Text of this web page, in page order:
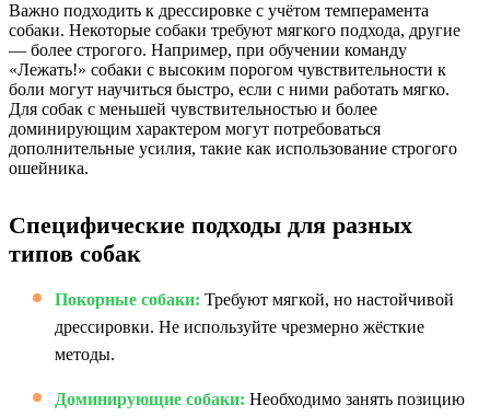
Важно подходить к дрессировке с учётом темперамента
собаки. Некоторые собаки требуют мягкого подхода, другие
— более строгого. Например, при обучении команду
«Лежать!» собаки с высоким порогом чувствительности к
боли могут научиться быстро, если с ними работать мягко.
Для собак с меньшей чувствительностью и более
доминирующим характером могут потребоваться
дополнительные усилия, такие как использование строгого
ошейника.
Специфические подходы для разных
типов собак
Покорные собаки: Требуют мягкой, но настойчивой
дрессировки. Не используйте чрезмерно жёсткие
методы.
Доминирующие собаки: Необходимо занять позицию